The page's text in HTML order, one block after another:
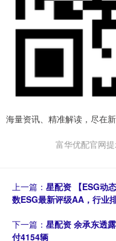
海量资讯、精准解读，尽在
富华优配官网
上一篇： 星配资 【ESG动
数ESG最新评级AA，行业
下一篇： 星配资 余承东透
付4154辆